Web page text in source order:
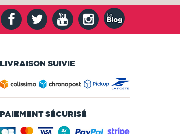
LIVRAISON SUIVIE
PAIEMENT SÉCURISÉ